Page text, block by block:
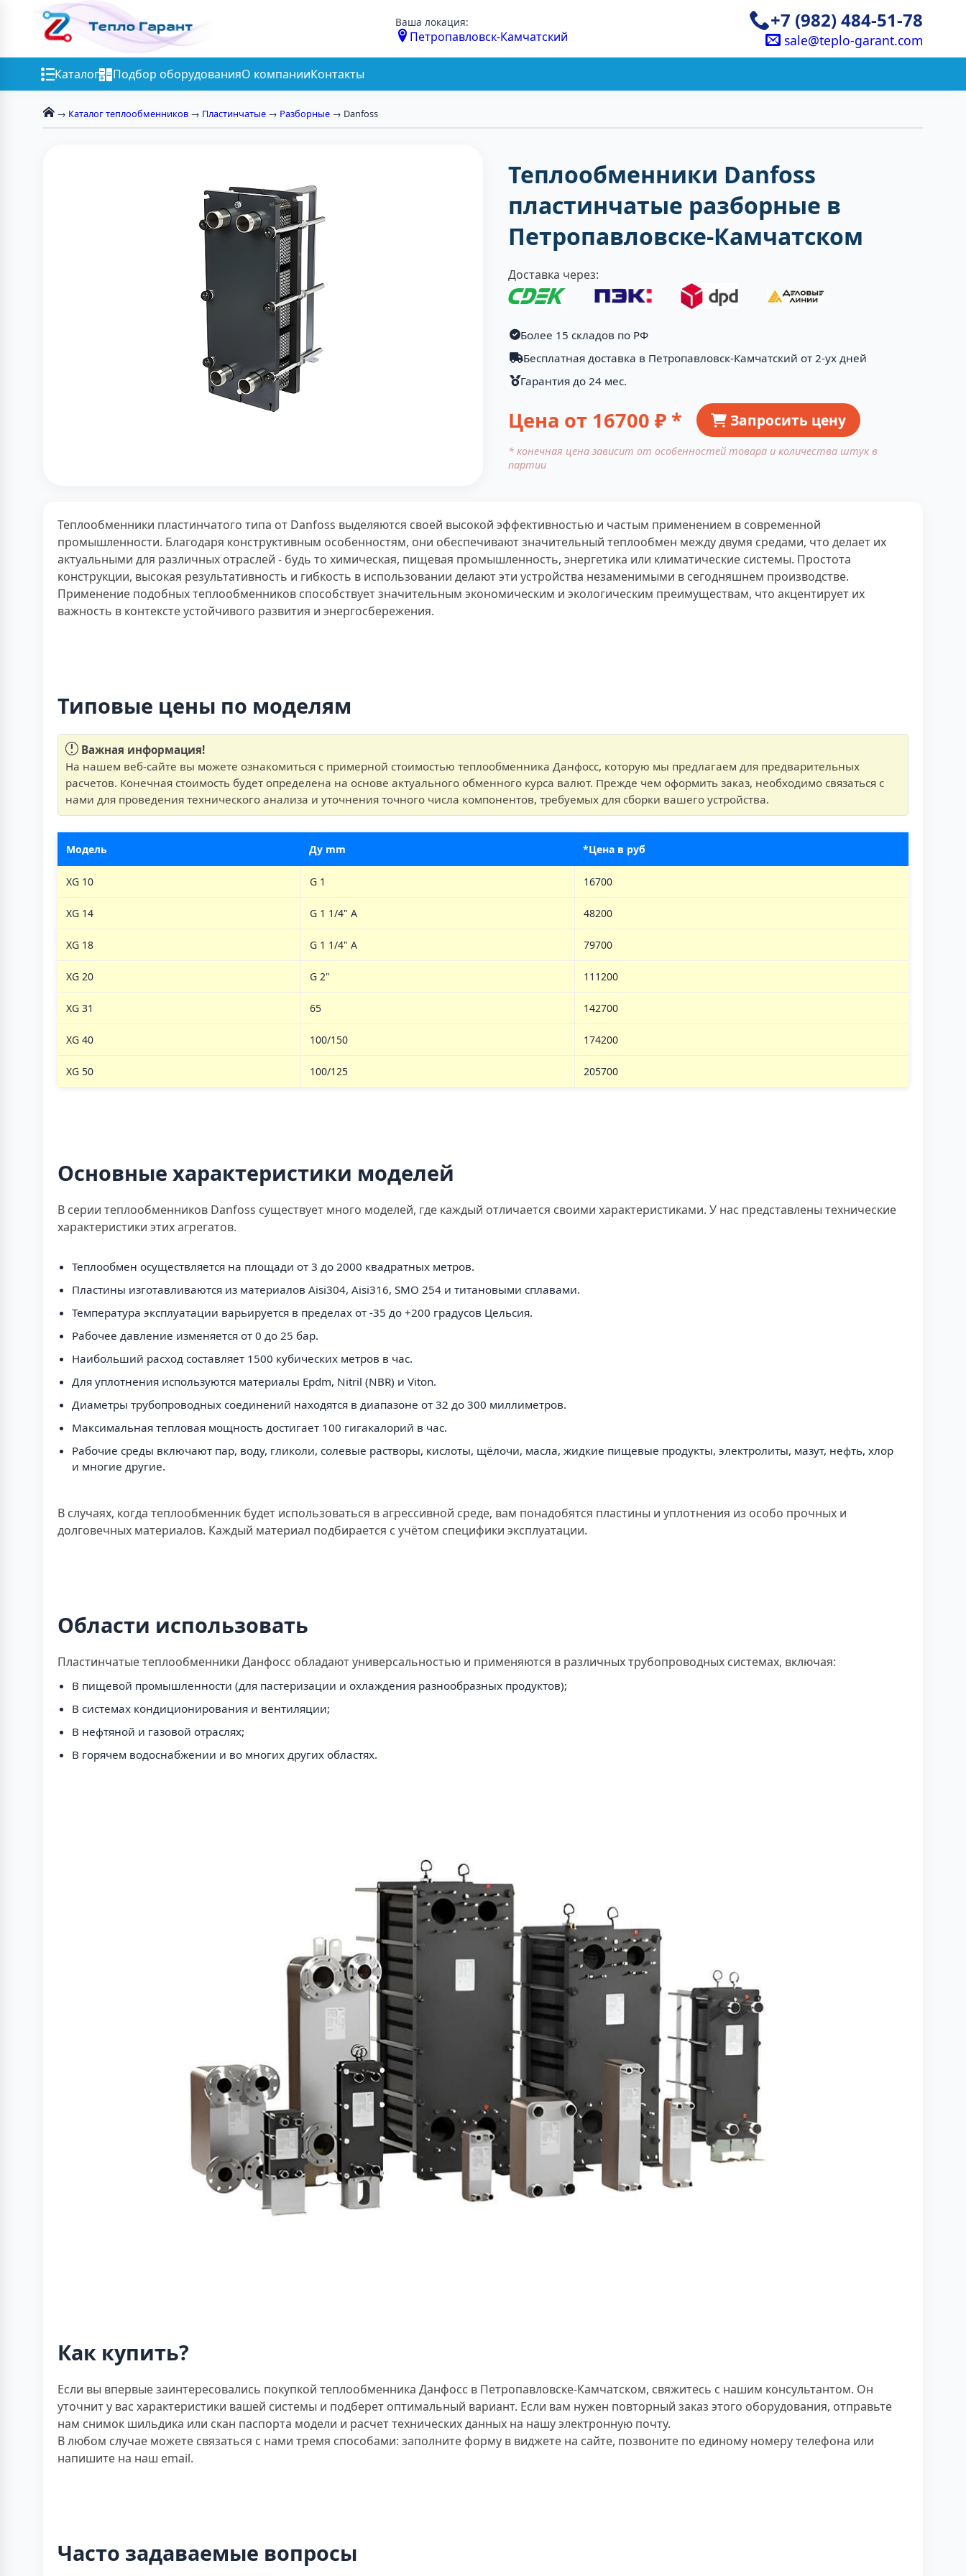
Ваша локация:
Петропавловск-Камчатский
+7 (982) 484-51-78
sale@teplo-garant.com
Каталог Подбор оборудованияО компанииКонтакты
→ Каталог теплообменников → Пластинчатые → Разборные → Danfoss
Теплообменники Danfoss
пластинчатые разборные в
Петропавловске-Камчатском
Доставка через:
Более 15 складов по РФ
Бесплатная доставка в Петропавловск-Камчатский от 2-ух дней
Гарантия до 24 мес.
Цена от 16700 ₽ * Запросить цену
* конечная цена зависит от особенностей товара и количества штук в
партии
Теплообменники пластинчатого типа от Danfoss выделяются своей высокой эффективностью и частым применением в современной
промышленности. Благодаря конструктивным особенностям, они обеспечивают значительный теплообмен между двумя средами, что делает их
актуальными для различных отраслей - будь то химическая, пищевая промышленность, энергетика или климатические системы. Простота
конструкции, высокая результативность и гибкость в использовании делают эти устройства незаменимыми в сегодняшнем производстве.
Применение подобных теплообменников способствует значительным экономическим и экологическим преимуществам, что акцентирует их
важность в контексте устойчивого развития и энергосбережения.
Типовые цены по моделям
Важная информация!
На нашем веб-сайте вы можете ознакомиться с примерной стоимостью теплообменника Данфосс, которую мы предлагаем для предварительных
расчетов. Конечная стоимость будет определена на основе актуального обменного курса валют. Прежде чем оформить заказ, необходимо связаться с
нами для проведения технического анализа и уточнения точного числа компонентов, требуемых для сборки вашего устройства.
Модель Ду mm *Цена в руб
XG 10 G 1 16700
XG 14 G 1 1/4" A 48200
XG 18 G 1 1/4" A 79700
XG 20 G 2" 111200
XG 31 65 142700
XG 40 100/150 174200
XG 50 100/125 205700
Основные характеристики моделей
В серии теплообменников Danfoss существует много моделей, где каждый отличается своими характеристиками. У нас представлены технические
характеристики этих агрегатов.
Теплообмен осуществляется на площади от 3 до 2000 квадратных метров.
Пластины изготавливаются из материалов Aisi304, Aisi316, SMO 254 и титановыми сплавами.
Температура эксплуатации варьируется в пределах от -35 до +200 градусов Цельсия.
Рабочее давление изменяется от 0 до 25 бар.
Наибольший расход составляет 1500 кубических метров в час.
Для уплотнения используются материалы Epdm, Nitril (NBR) и Viton.
Диаметры трубопроводных соединений находятся в диапазоне от 32 до 300 миллиметров.
Максимальная тепловая мощность достигает 100 гигакалорий в час.
Рабочие среды включают пар, воду, гликоли, солевые растворы, кислоты, щёлочи, масла, жидкие пищевые продукты, электролиты, мазут, нефть, хлор
и многие другие.
В случаях, когда теплообменник будет использоваться в агрессивной среде, вам понадобятся пластины и уплотнения из особо прочных и
долговечных материалов. Каждый материал подбирается с учётом специфики эксплуатации.
Области использовать
Пластинчатые теплообменники Данфосс обладают универсальностью и применяются в различных трубопроводных системах, включая:
В пищевой промышленности (для пастеризации и охлаждения разнообразных продуктов);
В системах кондиционирования и вентиляции;
В нефтяной и газовой отраслях;
В горячем водоснабжении и во многих других областях.
Как купить?
Если вы впервые заинтересовались покупкой теплообменника Данфосс в Петропавловске-Камчатском, свяжитесь с нашим консультантом. Он
уточнит у вас характеристики вашей системы и подберет оптимальный вариант. Если вам нужен повторный заказ этого оборудования, отправьте
нам снимок шильдика или скан паспорта модели и расчет технических данных на нашу электронную почту.
В любом случае можете связаться с нами тремя способами: заполните форму в виджете на сайте, позвоните по единому номеру телефона или
напишите на наш email.
Часто задаваемые вопросы